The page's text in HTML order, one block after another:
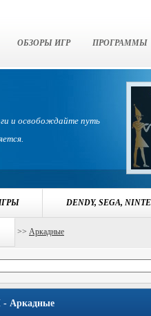
ОБЗОРЫ ИГР ПРОГРАММЫ
и освобождайте путь
DENDY, SEGA,
>> Аркадные
Аркадные